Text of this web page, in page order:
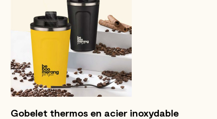
Gobelet thermos en acier inoxydable